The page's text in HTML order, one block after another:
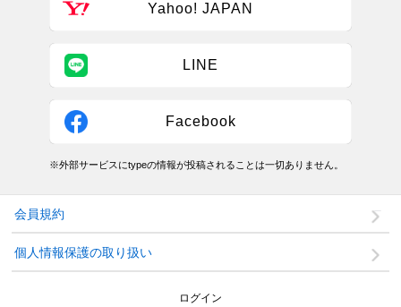
Yahoo! JAPAN
LINE
Facebook
※外部サービスにtypeの情報が投稿されることは一切ありません。
会員規約
個人情報保護の取り扱い
ログイン